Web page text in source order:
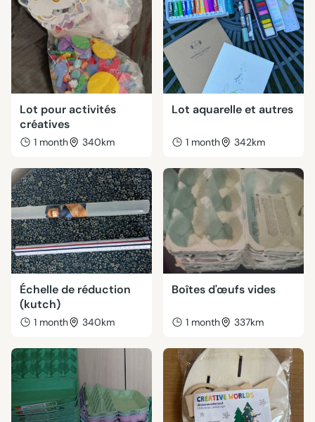
Lot pour activités
créatives
1 month 340km
Lot aquarelle et autres
1 month 342km
Échelle de réduction
(kutch)
1 month 340km
Boîtes d'œufs vides
1 month 337km